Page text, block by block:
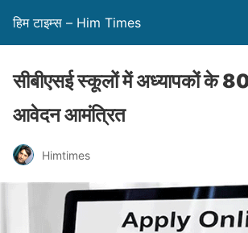
हिम टाइम्स – Him Times
सीबीएसई स्कूलों में अध्यापकों के
आवेदन आमंत्रित
Himtimes